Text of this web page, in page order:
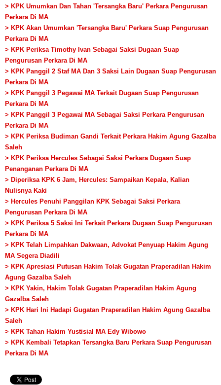
> KPK Umumkan Dan Tahan 'Tersangka Baru' Perkara Pengurusan
Perkara Di MA
> KPK Akan Umumkan 'Tersangka Baru' Perkara Suap Pengurusan
Perkara Di MA
> KPK Periksa Timothy Ivan Sebagai Saksi Dugaan Suap
Pengurusan Perkara Di MA
> KPK Panggil 2 Staf MA Dan 3 Saksi Lain Dugaan Suap Pengurusan
Perkara Di MA
> KPK Panggil 3 Pegawai MA Terkait Dugaan Suap Pengurusan
Perkara Di MA
> KPK Panggil 3 Pegawai MA Sebagai Saksi Perkara Pengurusan
Perkara Di MA
> KPK Periksa Budiman Gandi Terkait Perkara Hakim Agung Gazalba
Saleh
> KPK Periksa Hercules Sebagai Saksi Perkara Dugaan Suap
Penanganan Perkara Di MA
> Diperiksa KPK 6 Jam, Hercules: Sampaikan Kepala, Kalian
Nulisnya Kaki
> Hercules Penuhi Panggilan KPK Sebagai Saksi Perkara
Pengurusan Perkara Di MA
> KPK Periksa 5 Saksi Ini Terkait Perkara Dugaan Suap Pengurusan
Perkara Di MA
> KPK Telah Limpahkan Dakwaan, Advokat Penyuap Hakim Agung
MA Segera Diadili
> KPK Apresiasi Putusan Hakim Tolak Gugatan Praperadilan Hakim
Agung Gazalba Saleh
> KPK Yakin, Hakim Tolak Gugatan Praperadilan Hakim Agung
Gazalba Saleh
> KPK Hari Ini Hadapi Gugatan Praperadilan Hakim Agung Gazalba
Saleh
> KPK Tahan Hakim Yustisial MA Edy Wibowo
> KPK Kembali Tetapkan Tersangka Baru Perkara Suap Pengurusan
Perkara Di MA